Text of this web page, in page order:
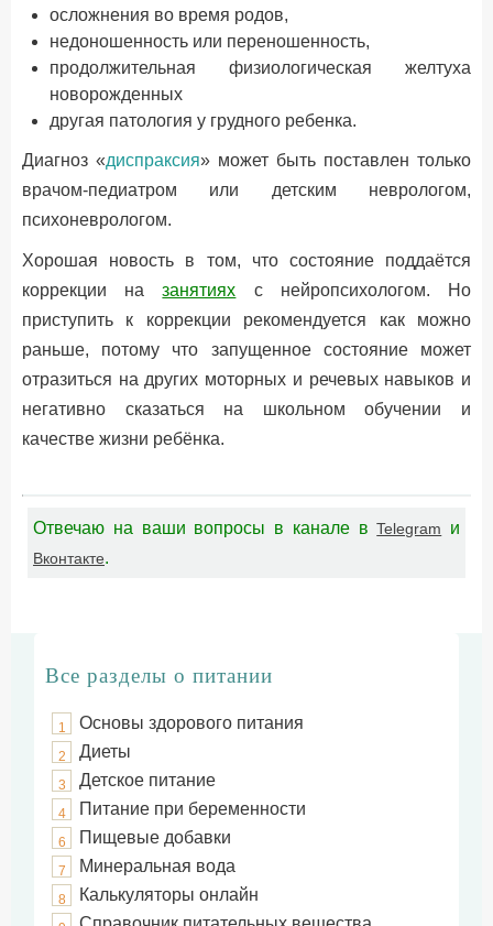
осложнения во время родов,
недоношенность или переношенность,
продолжительная физиологическая желтуха
новорожденных
другая патология у грудного ребенка.
Диагноз «диспраксия» может быть поставлен только
врачом-педиатром или детским неврологом,
психоневрологом.
Хорошая новость в том, что состояние поддаётся
коррекции назанятиях с нейропсихологом. Но
приступить к коррекции рекомендуется как можно
раньше, потому что запущенное состояние может
отразиться на других моторных и речевых навыков и
негативно сказаться на школьном обучении и
качестве жизни ребёнка.
Отвечаю на ваши вопросы в канале вTelegram и
Вконтакте.
Все разделы о питании
1 Основы здорового питания
2 Диеты
3 Детское питание
4 Питание при беременности
6 Пищевые добавки
7 Минеральная вода
8 Калькуляторы онлайн